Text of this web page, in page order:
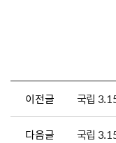
이전글 국립
다음글 국립